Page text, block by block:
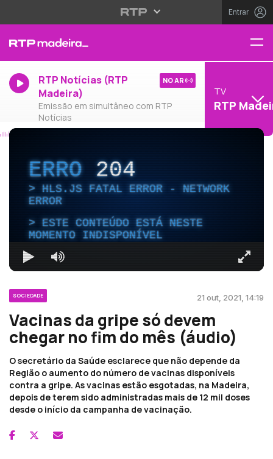
Entrar
RTP Notícias (RTP
Madeira)
Emissão em simultâneo com RTP
Notícias
NO AR
TV
RTP
ERRO204
HLS.JS FATAL ERROR - NETWORK
ERROR
ESTE CONTEÚDO ESTÁ NESTE
MOMENTO INDISPONÍVEL
SOCIEDADE 21 out, 2021, 14:19
Vacinas da gripe só devem
chegar no fim do mês (áudio)
O secretário da Saúde esclarece que não depende da
Região o aumento do número de vacinas disponíveis
contra a gripe. As vacinas estão esgotadas, na Madeira,
depois de terem sido administradas mais de 12 mil doses
desde o início da campanha de vacinação.